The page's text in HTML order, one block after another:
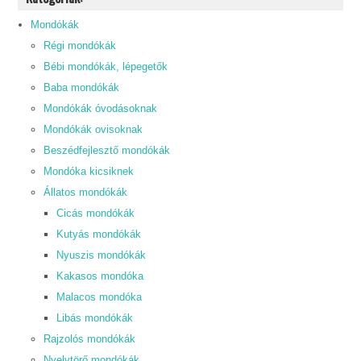
Mondókák
Régi mondókák
Bébi mondókák, lépegetők
Baba mondókák
Mondókák óvodásoknak
Mondókák ovisoknak
Beszédfejlesztő mondókák
Mondóka kicsiknek
Állatos mondókák
Cicás mondókák
Kutyás mondókák
Nyuszis mondókák
Kakasos mondóka
Malacos mondóka
Libás mondókák
Rajzolós mondókák